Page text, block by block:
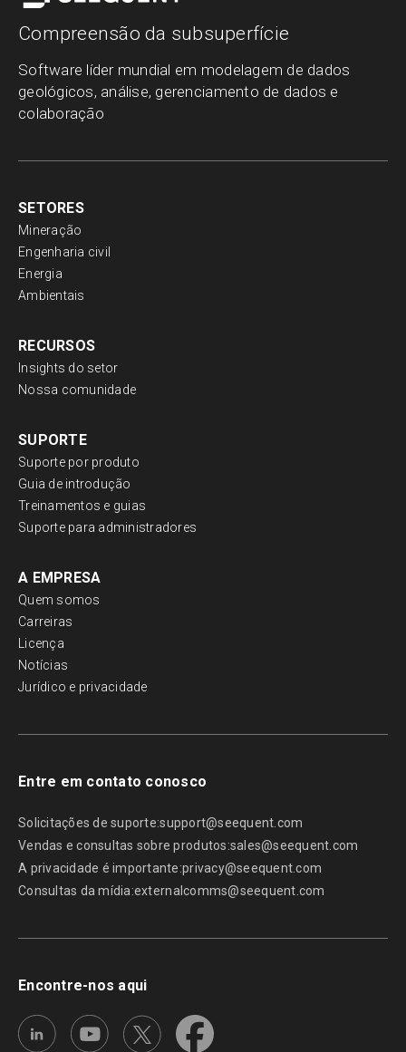
Compreensão da subsuperfície
Software líder mundial em modelagem de dados
geológicos, análise, gerenciamento de dados e
colaboração
SETORES
Mineração
Engenharia civil
Energia
Ambientais
RECURSOS
Insights do setor
Nossa comunidade
SUPORTE
Suporte por produto
Guia de introdução
Treinamentos e guias
Suporte para administradores
A EMPRESA
Quem somos
Carreiras
Licença
Notícias
Jurídico e privacidade
Entre em contato conosco
Solicitações de suporte:support@seequent.com
Vendas e consultas sobre produtos:sales@seequent.com
A privacidade é importante:privacy@seequent.com
Consultas da mídia:externalcomms@seequent.com
Encontre-nos aqui